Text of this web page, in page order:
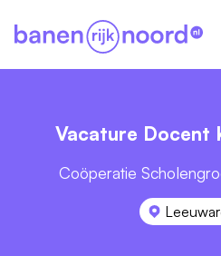
Vacature Docent
Coöperatie